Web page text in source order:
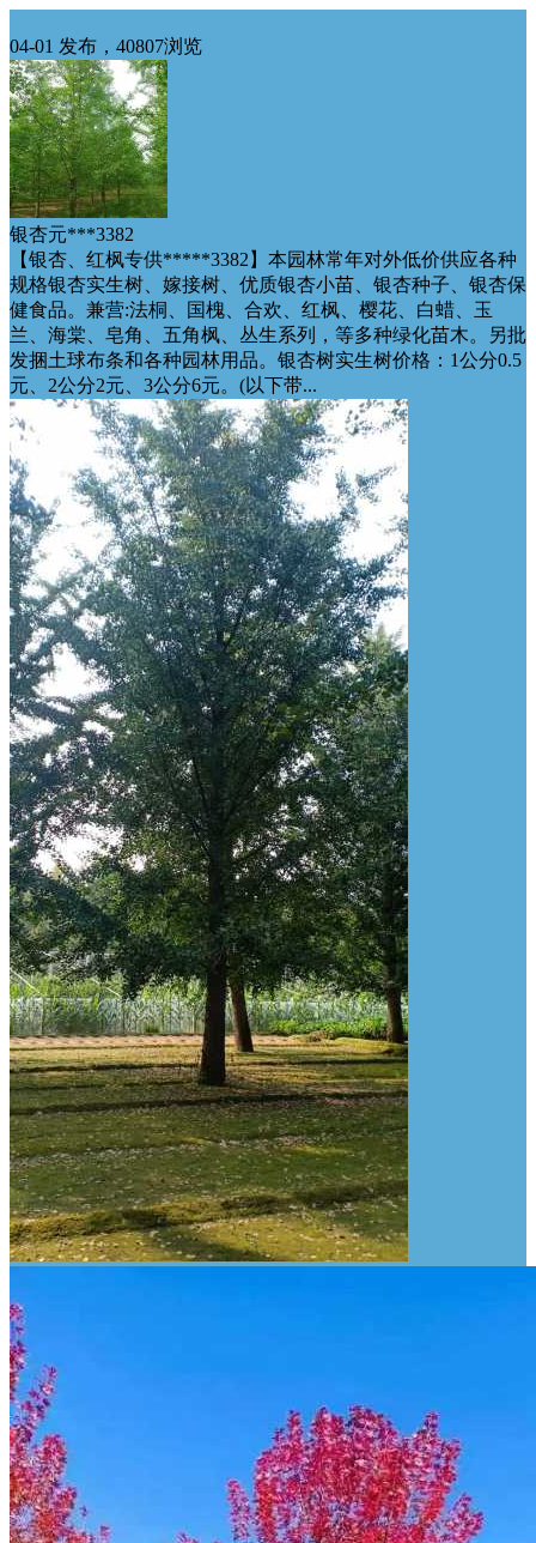
04-01 发布，40807浏览
银杏元***3382
【银杏、红枫专供*****3382】本园林常年对外低价供应各种
规格银杏实生树、嫁接树、优质银杏小苗、银杏种子、银杏保
健食品。兼营:法桐、国槐、合欢、红枫、樱花、白蜡、玉
兰、海棠、皂角、五角枫、丛生系列，等多种绿化苗木。另批
发捆土球布条和各种园林用品。银杏树实生树价格：1公分0.5
元、2公分2元、3公分6元。(以下带...